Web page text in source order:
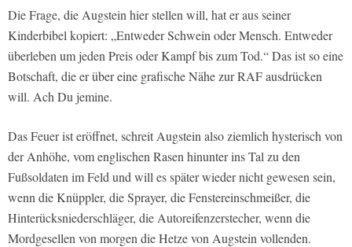
Die Frage, die Augstein hier stellen will, hat er aus seiner
Kinderbibel kopiert: „Entweder Schwein oder Mensch. Entweder
überleben um jeden Preis oder Kampf bis zum Tod.“ Das ist so eine
Botschaft, die er über eine grafische Nähe zur RAF ausdrücken
will. Ach Du jemine.
Das Feuer ist eröffnet, schreit Augstein also ziemlich hysterisch von
der Anhöhe, vom englischen Rasen hinunter ins Tal zu den
Fußsoldaten im Feld und will es später wieder nicht gewesen sein,
wenn die Knüppler, die Sprayer, die Fenstereinschmeißer, die
Hinterücksniederschläger, die Autoreifenzerstecher, wenn die
Mordgesellen von morgen die Hetze von Augstein vollenden.